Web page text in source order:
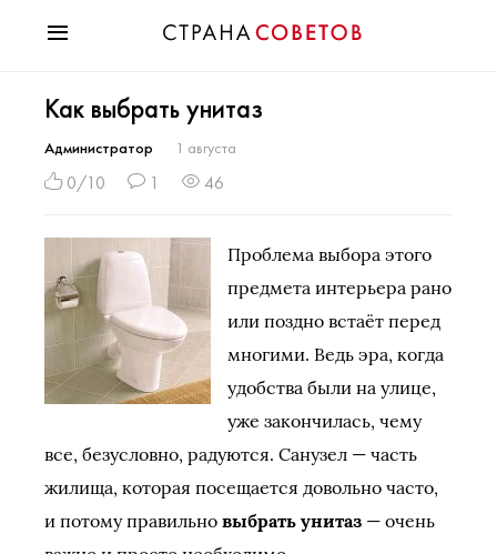
Мода
Звезды
Гороскопы
Психология
Разное
Праздники
Как выбрать унитаз
Администратор 1 августа
0/10 1 46
Проблема выбора этого
предмета интерьера рано
или поздно встаёт перед
многими. Ведь эра, когда
удобства были на улице,
уже закончилась, чему
все, безусловно, радуются. Санузел — часть
жилища, которая посещается довольно часто,
и потому правильно выбрать унитаз — очень